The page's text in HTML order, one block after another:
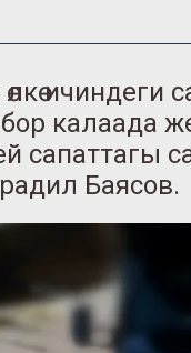
ичиндеги
калаада
сапаттагы
Баясов.